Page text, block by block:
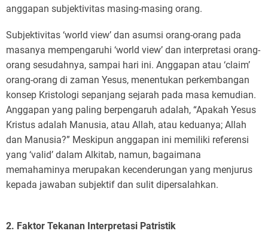
anggapan subjektivitas masing-masing orang.
Subjektivitas ‘world view’ dan asumsi orang-orang pada
masanya mempengaruhi ‘world view’ dan interpretasi orang-
orang sesudahnya, sampai hari ini. Anggapan atau ‘claim’
orang-orang di zaman Yesus, menentukan perkembangan
konsep Kristologi sepanjang sejarah pada masa kemudian.
Anggapan yang paling berpengaruh adalah, “Apakah Yesus
Kristus adalah Manusia, atau Allah, atau keduanya; Allah
dan Manusia?” Meskipun anggapan ini memiliki referensi
yang ‘valid’ dalam Alkitab, namun, bagaimana
memahaminya merupakan kecenderungan yang menjurus
kepada jawaban subjektif dan sulit dipersalahkan.
2. Faktor Tekanan Interpretasi Patristik